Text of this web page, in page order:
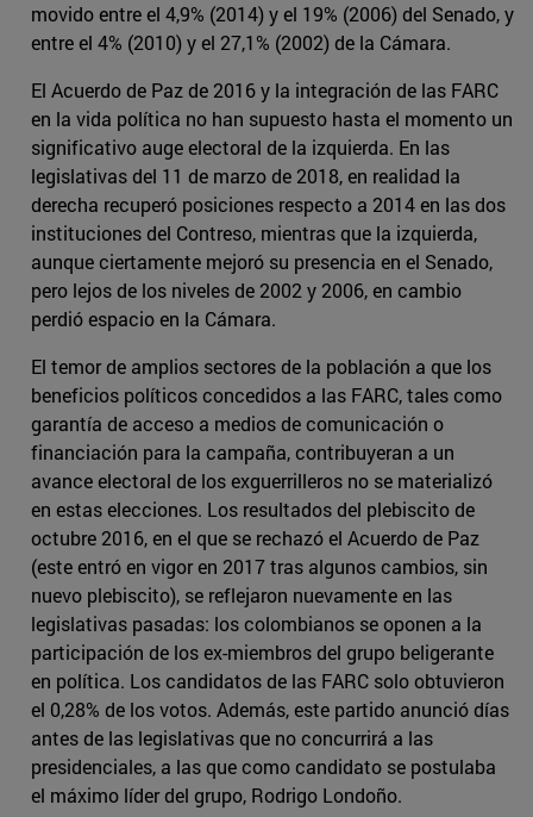
movido entre el 4,9% (2014) y el 19% (2006) del Senado, y
entre el 4% (2010) y el 27,1% (2002) de la Cámara.
El Acuerdo de Paz de 2016 y la integración de las FARC
en la vida política no han supuesto hasta el momento un
significativo auge electoral de la izquierda. En las
legislativas del 11 de marzo de 2018, en realidad la
derecha recuperó posiciones respecto a 2014 en las dos
instituciones del Contreso, mientras que la izquierda,
aunque ciertamente mejoró su presencia en el Senado,
pero lejos de los niveles de 2002 y 2006, en cambio
perdió espacio en la Cámara.
El temor de amplios sectores de la población a que los
beneficios políticos concedidos a las FARC, tales como
garantía de acceso a medios de comunicación o
financiación para la campaña, contribuyeran a un
avance electoral de los exguerrilleros no se materializó
en estas elecciones. Los resultados del plebiscito de
octubre 2016, en el que se rechazó el Acuerdo de Paz
(este entró en vigor en 2017 tras algunos cambios, sin
nuevo plebiscito), se reflejaron nuevamente en las
legislativas pasadas: los colombianos se oponen a la
participación de los ex-miembros del grupo beligerante
en política. Los candidatos de las FARC solo obtuvieron
el 0,28% de los votos. Además, este partido anunció días
antes de las legislativas que no concurrirá a las
presidenciales, a las que como candidato se postulaba
el máximo líder del grupo, Rodrigo Londoño.